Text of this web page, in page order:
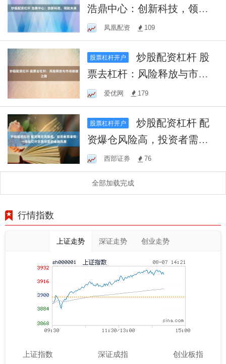
浩鼎中心：创新科技，领航
未来凤凰配资 109
股票杠杆开户
炒股配资杠杆 股
票去杠杆：风险释放与市场
稳健之路
爱优网 179
股票杠杆开户
炒股配资杠杆 配
资爆仓风险高，投资者需谨
慎：一场由杠杆交易引发的
金融风暴
西部证券 76
全部加载完成
行情指数
上证走势 深证走势 创业走势
上证指数 深证成指 创业板指